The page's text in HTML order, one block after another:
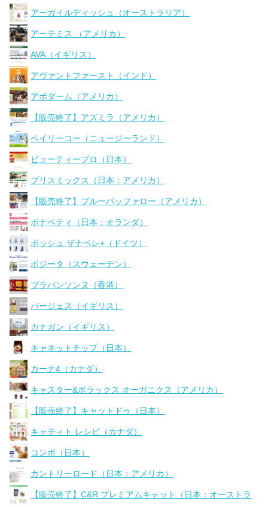
アーガイルディッシュ（オーストラリア）
アーテミス （アメリカ）
AVA（イギリス）
アヴァントファースト（インド）
アボダーム（アメリカ）
【販売終了】アズミラ（アメリカ）
ベイリーコー（ニュージーランド）
ビューティープロ（日本）
ブリスミックス（日本：アメリカ）
【販売終了】ブルーバッファロー（アメリカ）
ボナペティ（日本：オランダ）
ボッシュ ザナベレ+（ドイツ）
ボジータ（スウェーデン）
ブラバンソンヌ（香港）
バージェス（イギリス）
カナガン（イギリス）
キャネットチップ（日本）
カーナ4（カナダ）
キャスター&ポラックス オーガニクス（アメリカ）
【販売終了】キャットドゥ（日本）
キャティト レシピ（カナダ）
コンボ（日本）
カントリーロード（日本：アメリカ）
【販売終了】C&R プレミアムキャット（日本：オーストラ